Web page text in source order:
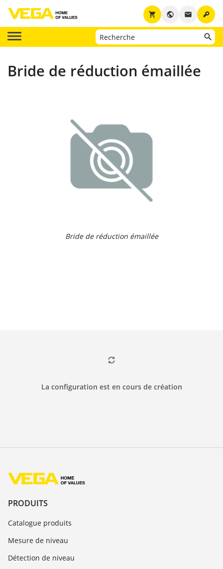
key
email
public
shopping_cart
Bride de réduction émaillée
Bride de réduction émaillée
La configuration est en cours de création
PRODUITS
Catalogue produits
Mesure de niveau
Détection de niveau